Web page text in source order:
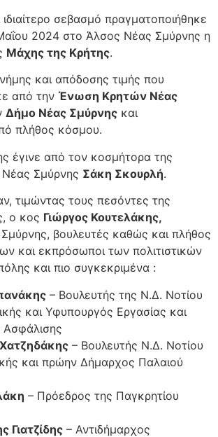
σεβασμό πραγματοποιήθηκε
2024 στο Άλσος Νέας Σμύρνης η
Μάχης της Κρήτης.
και απόδοσης τιμής που
από την Ένωση Κρητών Νέας
Δήμο Νέας Σμύρνης και
πλήθος κόσμου.
έγινε από τον κοσμήτορα της
Σμύρνης Σάκη Σκουρλή.
τιμώντας τους πεσόντες της
ο κος Γιώργος Κουτελάκης,
βουλευτές καθώς και πλήθος
και εκπρόσωποι των πολιτιστικών
και πιο συγκεκριμένα :
– Βουλευτής της Ν.Δ. Νοτίου
και Υφυπουργός Εργασίας και
Ασφάλισης
– Βουλευτής Ν.Δ. Νοτίου
και πρώην Δήμαρχος Παλαιού
– Πρόεδρος της Παγκρητίου
Γιατζίδης – Αντιδήμαρχος